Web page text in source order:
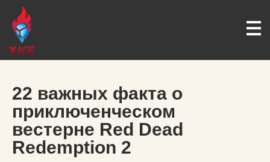
22 важных факта о
приключенческом
вестерне Red Dead
Redemption 2